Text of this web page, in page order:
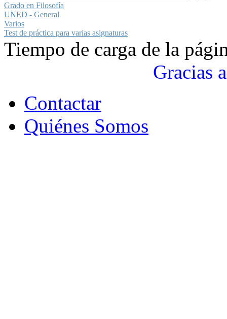
Grado en Filosofía
UNED - General
Varios
Test de práctica para varias asignaturas
Tiempo de carga de la
Gracias a
Contactar
Quiénes Somos